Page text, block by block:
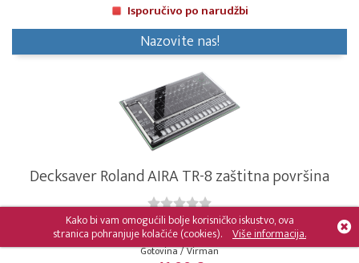
Isporučivo po narudžbi
Nazovite nas!
Decksaver Roland AIRA TR-8 zaštitna površina
Kat.br. : 12885341
Gotovina / Virman
Kako bi vam omogućili bolje korisničko iskustvo, ova
stranica pohranjuje kolačiće (cookies). Više informacija.